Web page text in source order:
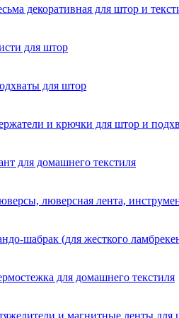
декоративная для штор и
для штор
для штор
и крючки для штор и
для домашнего текстиля
люверсная лента,
шабрак (для жесткого
для домашнего текстиля
и магнитные ленты для